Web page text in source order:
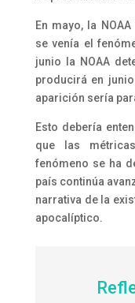
En mayo, la
se venía el
junio la NOAA
producirá en
aparición sería
Esto debería
que las
fenómeno se ha
país continúa
narrativa de la
apocalíptico.